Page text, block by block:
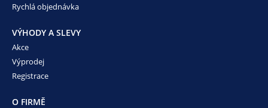
Rychlá objednávka
VÝHODY A SLEVY
Akce
Výprodej
Registrace
O FIRMĚ